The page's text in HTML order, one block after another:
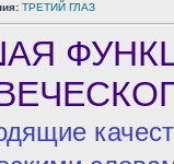
ТРЕТИЙ ГЛАЗ